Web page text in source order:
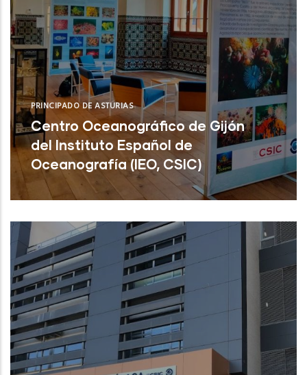
PRINCIPADO DE ASTURIAS
Centro Oceanográfico de Gijón
del Instituto Español de
Oceanografía (IEO, CSIC)
Centro Oceanográfico de Gijón del
Instituto Español de Oceanografía (IEO,
CSIC)NUEVO